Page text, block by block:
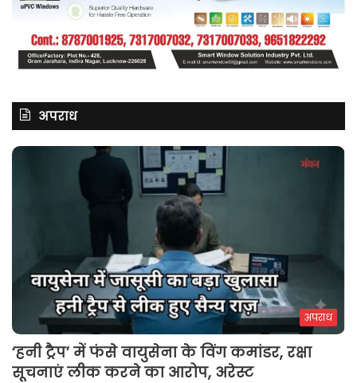
अपराध
अपराध
‘हनी ट्रैप’ में फंसे वायुसेना के विंग कमांडर, रक्षा
सूचनाएं लीक करने का आरोप, अरेस्ट